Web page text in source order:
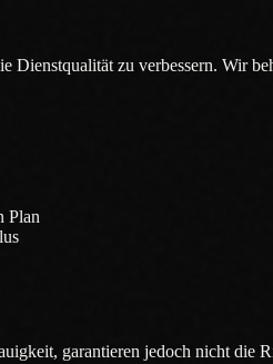
zu verbessern. Wir
Plan
garantieren jedoch nicht